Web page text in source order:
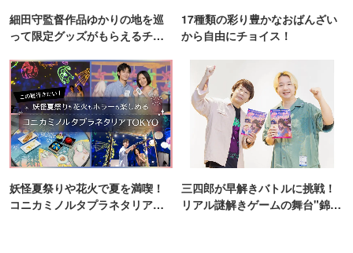
細田守監督作品ゆかりの地を巡
って限定グッズがもらえるチャ
17種類の彩り豊かなおばんざい
から自由にチョイス！
妖怪夏祭りや花火で夏を満喫！
コニカミノルタプラネタリア
三四郎が早解きバトルに挑戦！
リアル謎解きゲームの舞台"錦糸